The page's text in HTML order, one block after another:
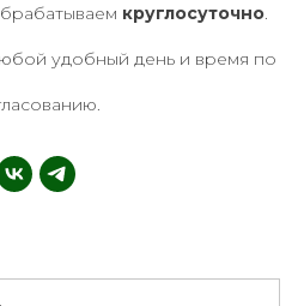
круглосуточно.
удобный день и время по